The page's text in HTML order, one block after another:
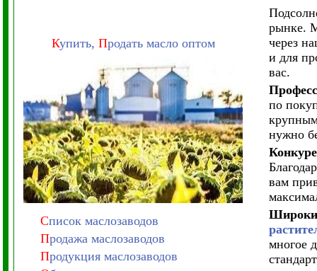
Купить, Продать масло оптом
Список маслозаводов
Продажа маслозаводов
Продукция маслозаводов
рынке.
через
и для
вас.
по
нужно
вам
многое